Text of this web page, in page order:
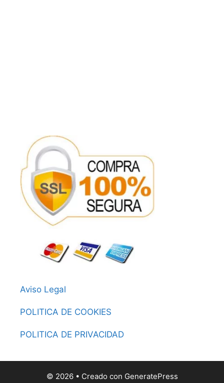
Aviso Legal
POLITICA DE COOKIES
POLITICA DE PRIVACIDAD
© 2026 • Creado con GeneratePress